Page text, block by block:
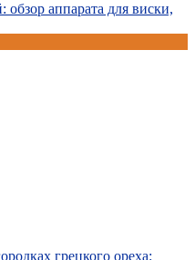
аппарата для виски,
грецкого ореха: